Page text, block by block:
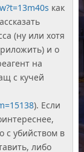
как
(ну или хотя
и о
на
с кучей
). Если
с убийством в
либо